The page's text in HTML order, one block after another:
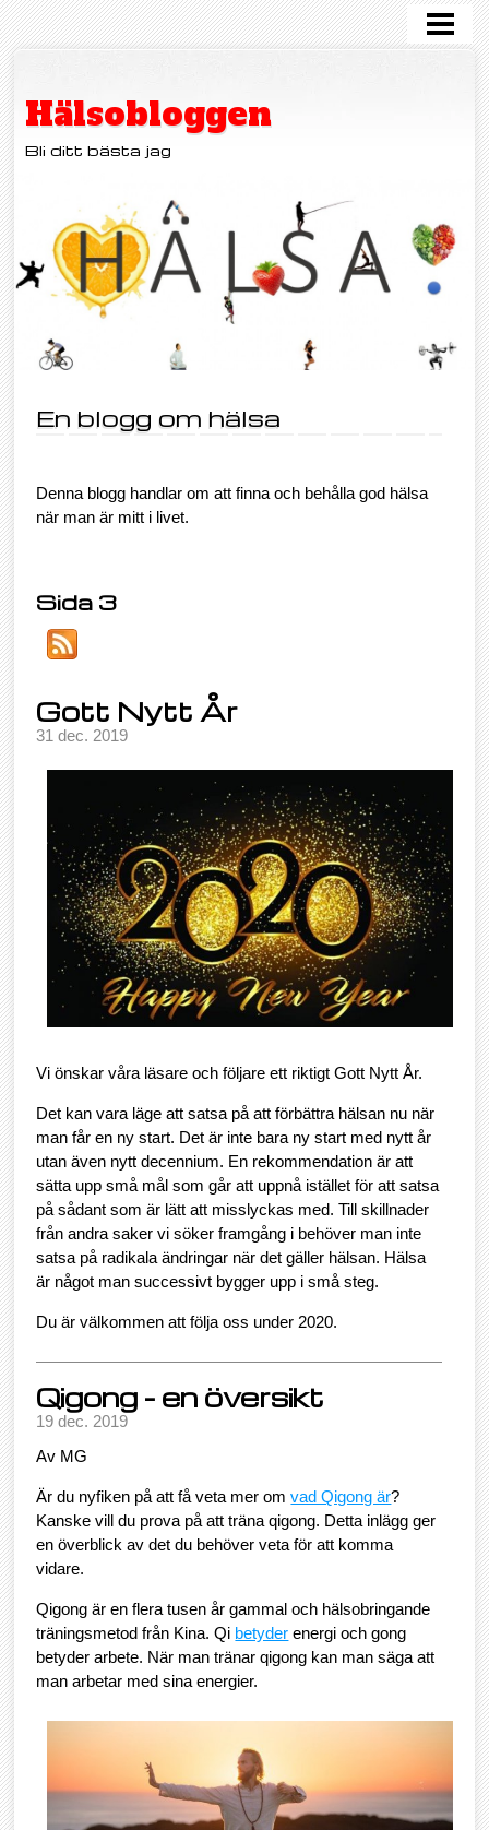
HEM
MOTION
FRISKVÅRD
HJÄRNHÄLSA
OM OSS
KONTAKT
Hälsobloggen
Bli ditt bästa jag
En blogg om hälsa
Denna blogg handlar om att finna och behålla god hälsa
när man är mitt i livet.
Sida 3
Gott Nytt År
31 dec. 2019
Vi önskar våra läsare och följare ett riktigt Gott Nytt År.
Det kan vara läge att satsa på att förbättra hälsan nu när
man får en ny start. Det är inte bara ny start med nytt år
utan även nytt decennium. En rekommendation är att
sätta upp små mål som går att uppnå istället för att satsa
på sådant som är lätt att misslyckas med. Till skillnader
från andra saker vi söker framgång i behöver man inte
satsa på radikala ändringar när det gäller hälsan. Hälsa
är något man successivt bygger upp i små steg.
Du är välkommen att följa oss under 2020.
Qigong - en översikt
19 dec. 2019
Av MG
Är du nyfiken på att få veta mer omvad Qigong är?
Kanske vill du prova på att träna qigong. Detta inlägg ger
en överblick av det du behöver veta för att komma
vidare.
Qigong är en flera tusen år gammal och hälsobringande
träningsmetod från Kina. Qi betyder energi och gong
betyder arbete. När man tränar qigong kan man säga att
man arbetar med sina energier.